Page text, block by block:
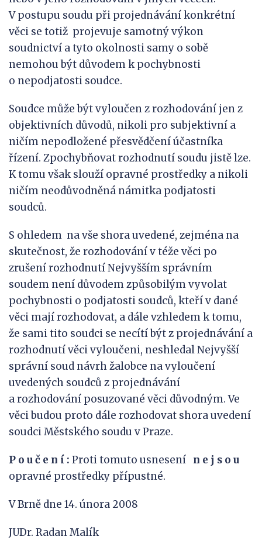
V postupu soudu při projednávání konkrétní
věci se totiž projevuje samotný výkon
soudnictví a tyto okolnosti samy o sobě
nemohou být důvodem k pochybnosti
o nepodjatosti soudce.
Soudce může být vyloučen z rozhodování jen z
objektivních důvodů, nikoli pro subjektivní a
ničím nepodložené přesvědčení účastníka
řízení. Zpochybňovat rozhodnutí soudu jistě lze.
K tomu však slouží opravné prostředky a nikoli
ničím neodůvodněná námitka podjatosti
soudců.
S ohledem na vše shora uvedené, zejména na
skutečnost, že rozhodování v téže věci po
zrušení rozhodnutí Nejvyšším správním
soudem není důvodem způsobilým vyvolat
pochybnosti o podjatosti soudců, kteří v dané
věci mají rozhodovat, a dále vzhledem k tomu,
že sami tito soudci se necítí být z projednávání a
rozhodnutí věci vyloučeni, neshledal Nejvyšší
správní soud návrh žalobce na vyloučení
uvedených soudců z projednávání
a rozhodování posuzované věci důvodným. Ve
věci budou proto dále rozhodovat shora uvedení
soudci Městského soudu v Praze.
P o u č e n í : Proti tomuto usnesení n e j s o u
opravné prostředky přípustné.
V Brně dne 14. února 2008
JUDr. Radan Malík